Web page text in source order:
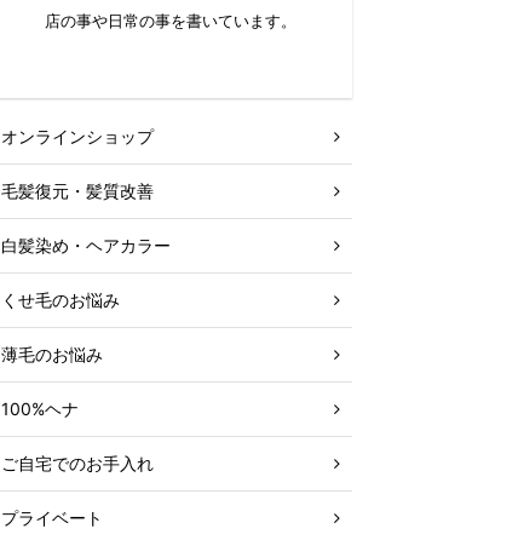
店の事や日常の事を書いています。
オンラインショップ
毛髪復元・髪質改善
白髪染め・ヘアカラー
くせ毛のお悩み
薄毛のお悩み
100%ヘナ
ご自宅でのお手入れ
プライベート